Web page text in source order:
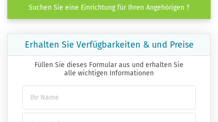
Suchen Sie eine Einrichtung für Ihren Angehörigen ?
Erhalten Sie Verfügbarkeiten & und Preise
Füllen Sie dieses Formular aus und erhalten Sie
alle wichtigen Informationen